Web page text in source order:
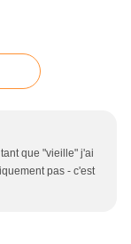
que "vieille" j'ai
pas - c'est